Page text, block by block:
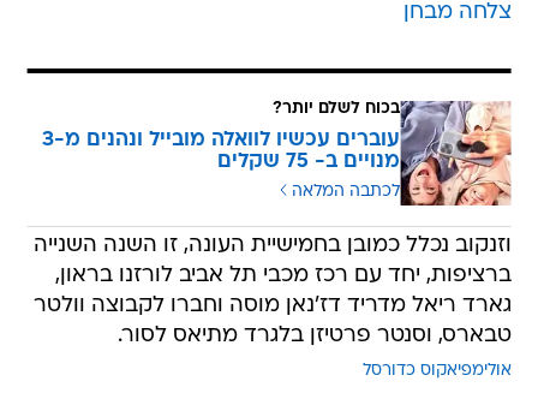
צלחה מבחן
בכוח לשלם יותר?
עוברים עכשיו לוואלה מובייל ונהנים מ-3
מנויים ב- 75 שקלים
לכתבה המלאה
וזנקוב נכלל כמובן בחמישיית העונה, זו השנה השנייה
ברציפות, יחד עם רכז מכבי תל אביב לורזנו בראון,
גארד ריאל מדריד דז'נאן מוסה וחברו לקבוצה וולטר
טבארס, וסנטר פרטיזן בלגרד מתיאס לסור.
אולימפיאקוס כדורסל